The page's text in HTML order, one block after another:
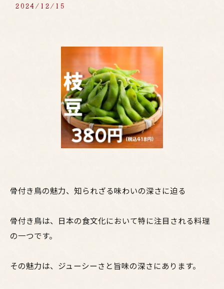
2024/12/15
骨付き鳥の魅力、知られざる味わいの深さに迫る
骨付き鳥は、日本の食文化において特に注目される料理
の一つです。
その魅力は、ジューシーさと旨味の深さにあります。